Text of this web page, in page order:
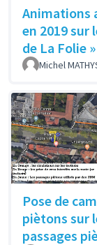
Animations
en 2019 sur
de La Folie »
Michel
Pose de
piètons sur
passages